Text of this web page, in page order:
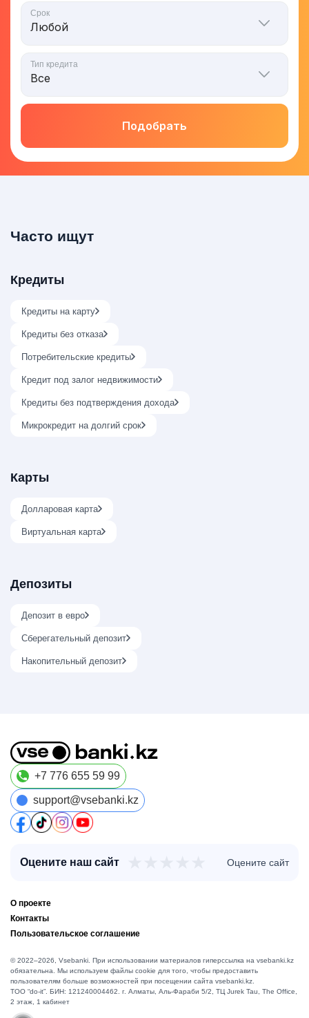
Срок
Тип кредита
Подобрать
Часто ищут
Кредиты
Кредиты на карту
Кредиты без отказа
Потребительские кредиты
Кредит под залог недвижимости
Кредиты без подтверждения дохода
Микрокредит на долгий срок
Карты
Долларовая карта
Виртуальная карта
Депозиты
Депозит в евро
Сберегательный депозит
Накопительный депозит
+7 776 655 59 99
support@vsebanki.kz
Оцените наш сайт Оцените сайт
О проекте
Контакты
Пользовательское соглашение
© 2022–2026, Vsebanki. При использовании материалов гиперссылка на vsebanki.kz
обязательна. Мы используем файлы cookie для того, чтобы предоставить
пользователям больше возможностей при посещении сайта vsebanki.kz.
TOO “do-it”. БИН: 121240004462. г. Алматы, ​Аль-Фараби 5/2, ТЦ Jurek Tau, The Office,
2 этаж, 1 кабинет